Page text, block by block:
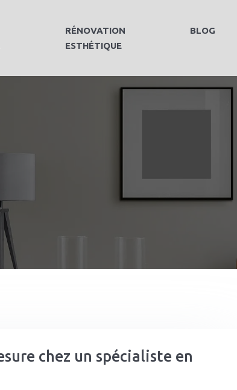
RÉNOVATION
ESTHÉTIQUE
BLOG
chez un spécialiste en